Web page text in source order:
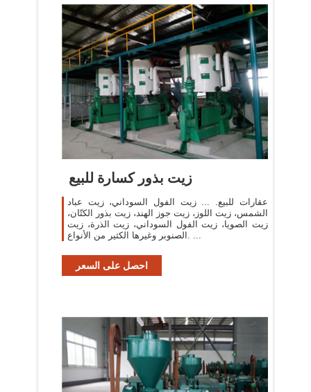
زيت بذور كسارة للبيع
عقارات للبيع. ... زيت الفول السوداني، زيت عباد
الشمس، زيت اللوز، زيت جوز الهند، زيت بذور الكتّان،
زيت الصويا، زيت الفول السوداني، زيت الذرة، زيت
الصنوبر وغيرها الكثير من الأنواع. ...
احصل على السعر